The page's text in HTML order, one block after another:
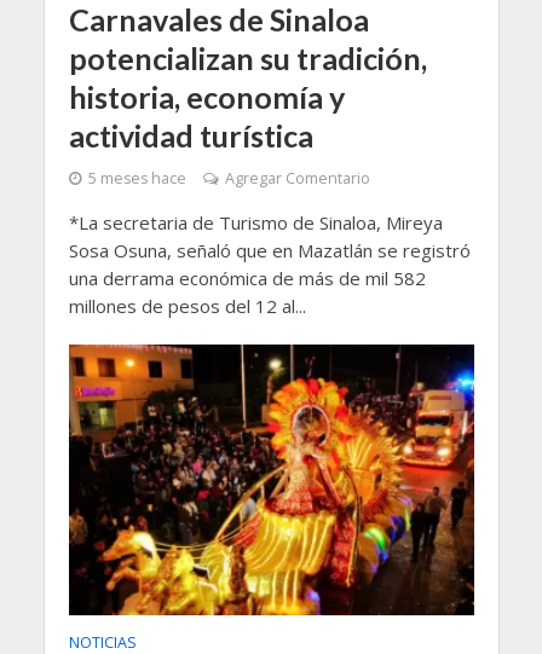
Carnavales de Sinaloa
potencializan su tradición,
historia, economía y
actividad turística
5 meses hace Agregar Comentario
*La secretaria de Turismo de Sinaloa, Mireya
Sosa Osuna, señaló que en Mazatlán se registró
una derrama económica de más de mil 582
millones de pesos del 12 al...
NOTICIAS